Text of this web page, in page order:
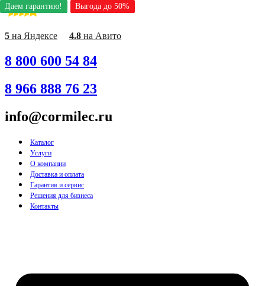
Перейти
к
содержимому
5 на Яндексе 4.8 на Авито
8 800 600 54 84
8 966 888 76 23
info@cormilec.ru
Каталог
Услуги
О компании
Доставка и оплата
Гарантия и сервис
Решения для бизнеса
Контакты
Даем гарантию! Выгода до 50%
Даем гарантию! Выгода до 50%
Даем гарантию! Выгода до 50%
Даем гарантию! Выгода до 50%
Даем гарантию! Выгода до 50%
Даем гарантию! Выгода до 50%
Даем гарантию! Выгода до 50%